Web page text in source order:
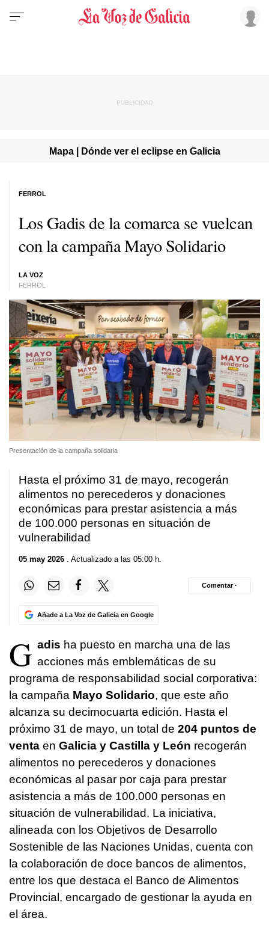
Mapa | Dónde ver el eclipse en Galicia
Los Gadis de la comarca se vuelcan
con la campaña Mayo Solidario
LA VOZ
FERROL
FERROL
Presentación de la campaña solidaria
Hasta el próximo 31 de mayo, recogerán
alimentos no perecederos y donaciones
económicas para prestar asistencia a más
de 100.000 personas en situación de
vulnerabilidad
05 may 2026 . Actualizado a las 05:00 h.
Añade a La Voz de Galicia en Google
Comentar ·
G adis ha puesto en marcha una de las
acciones más emblemáticas de su
programa de responsabilidad social corporativa:
la campaña Mayo Solidario, que este año
alcanza su decimocuarta edición. Hasta el
próximo 31 de mayo, un total de 204 puntos de
venta en Galicia y Castilla y León recogerán
alimentos no perecederos y donaciones
económicas al pasar por caja para prestar
asistencia a más de 100.000 personas en
situación de vulnerabilidad. La iniciativa,
alineada con los Objetivos de Desarrollo
Sostenible de las Naciones Unidas, cuenta con
la colaboración de doce bancos de alimentos,
entre los que destaca el Banco de Alimentos
Provincial, encargado de gestionar la ayuda en
el área.